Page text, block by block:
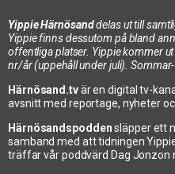
Yippie Härnösanddelas ut till
Yippie finns dessutom på bland
offentliga platser. Yippie kommer
nr/år (uppehåll under juli).
Härnösand.tvär en digital tv-
avsnitt med reportage, nyheter
Härnösandspoddensläpper ett
samband med att tidningen
träffar vår poddvärd Dag Jonzon